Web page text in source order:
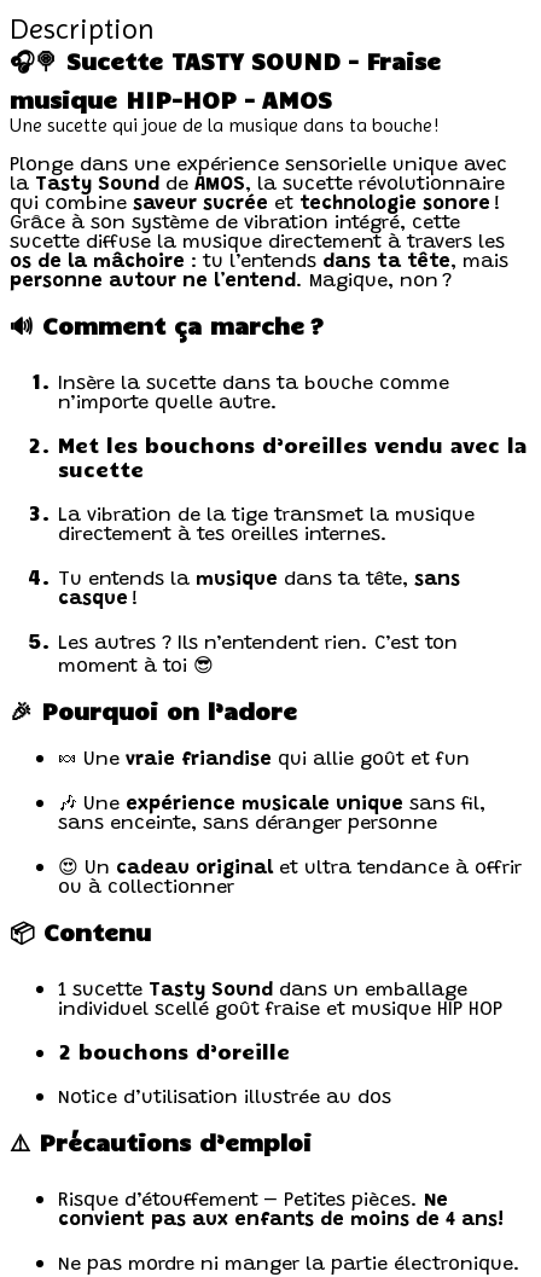
Description
🎧🍭 Sucette TASTY SOUND – Fraise
musique HIP-HOP – AMOS
Une sucette qui joue de la musique dans ta bouche !
Plonge dans une expérience sensorielle unique avec
la Tasty Sound de AMOS, la sucette révolutionnaire
qui combine saveur sucrée et technologie sonore !
Grâce à son système de vibration intégré, cette
sucette diffuse la musique directement à travers les
os de la mâchoire : tu l’entends dans ta tête, mais
personne autour ne l’entend. Magique, non ?
🔊 Comment ça marche ?
Insère la sucette dans ta bouche comme
n’importe quelle autre.
Met les bouchons d’oreilles vendu avec la
sucette
La vibration de la tige transmet la musique
directement à tes oreilles internes.
Tu entends la musique dans ta tête, sans
casque !
Les autres ? Ils n’entendent rien. C’est ton
moment à toi 😎
🎉 Pourquoi on l’adore
🍬 Une vraie friandise qui allie goût et fun
🎶 Une expérience musicale unique sans fil,
sans enceinte, sans déranger personne
😍 Un cadeau originalet ultra tendance à offrir
ou à collectionner
📦 Contenu
1 sucette Tasty Sound dans un emballage
individuel scellé goût fraise et musique HIP HOP
2 bouchons d’oreille
Notice d’utilisation illustrée au dos
⚠️ Précautions d’emploi
Risque d’étouffement – Petites pièces. Ne
convient pas aux enfants de moins de 4 ans!
Ne pas mordre ni manger la partie électronique.